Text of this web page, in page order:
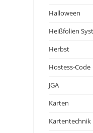
Halloween
Heißfolien
Herbst
Hostess-Code
JGA
Karten
Kartentechnik